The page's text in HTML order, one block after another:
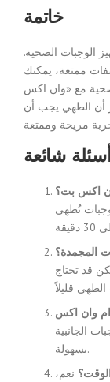
خاتمة
الوجبات الصحية.
ممتعة، يمكنك
مع «وان اكس
أن الطهي يجب أن
أسئلة شائعة
اكس بت؟
تُطهى
المجمدة؟
قد تحتاج
وان اكس
الجانبية
بسهولة.
نعم،